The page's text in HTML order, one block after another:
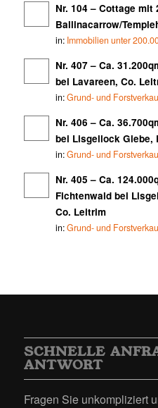
Nr. 104 – Cottage
Ballinacarrow/
in: Immobilien unter
Nr. 407 – Ca.
bei Lavareen, Co.
in:Grund- und
Nr. 406 – Ca.
bei Lisgellock Glebe,
in:Grund- und
Nr. 405 – Ca.
Fichtenwald bei
Co. Leitrim
in:Grund- und
SCHNELLE
ANTWORT
Fragen Sie unkompliziert